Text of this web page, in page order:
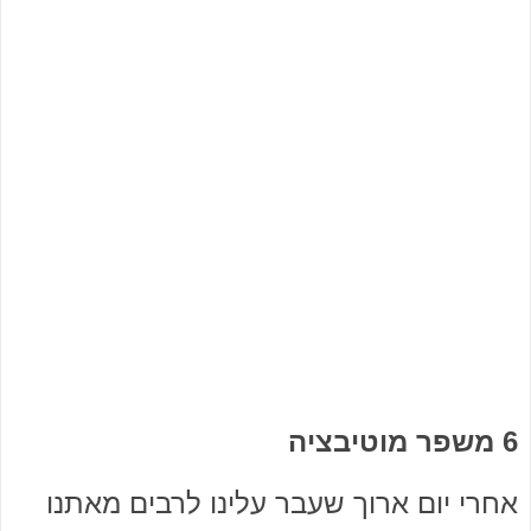
6 משפר מוטיבציה
אחרי יום ארוך שעבר עלינו לרבים מאתנו